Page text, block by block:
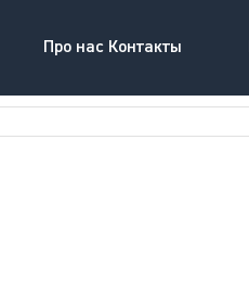
Про нас Контакты